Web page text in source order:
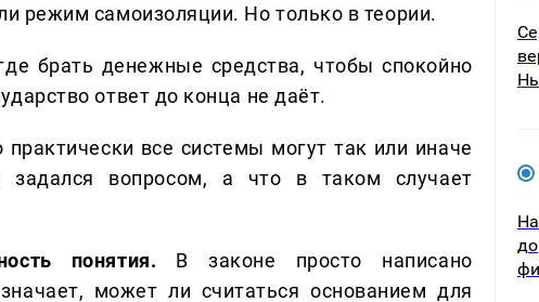
режим самоизоляции. Но только в теории.
брать денежные средства, чтобы спокойно
ответ до конца не даёт.
практически все системы могут так или иначе
вопросом, а что в таком случает
понятия. В законе просто написано
может ли считаться основанием для